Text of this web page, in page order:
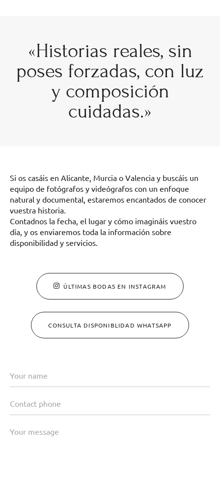
«Historias reales, sin
poses forzadas, con luz
y composición
cuidadas.»
Si os casáis en Alicante, Murcia o Valencia y buscáis un
equipo de fotógrafos y videógrafos con un enfoque
natural y documental, estaremos encantados de conocer
vuestra historia.
Contadnos la fecha, el lugar y cómo imagináis vuestro
día, y os enviaremos toda la información sobre
disponibilidad y servicios.
ÚLTIMAS BODAS EN INSTAGRAM
CONSULTA DISPONIBLIDAD WHATSAPP